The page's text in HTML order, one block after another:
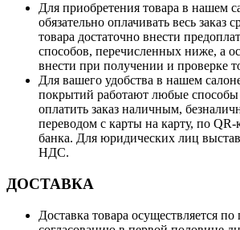
Для приобретения товара в нашем
обязательно оплачивать весь заказ
товара достаточно внести
способов, перечисленных ниже, а
внести при получении и проверке
Для вашего удобства в нашем
покрытий работают любые
оплатить заказ наличным,
переводом с карты на карту, по QR-
банка. Для юридических лиц
НДС.
ДОСТАВКА
Доставка товара осуществляется